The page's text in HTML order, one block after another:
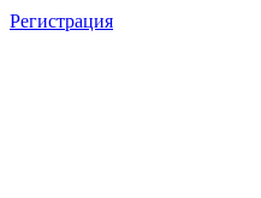
Регистрация